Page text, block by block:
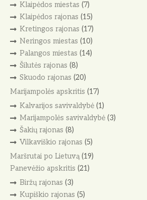
Klaipėdos miestas (7)
Klaipėdos rajonas (15)
Kretingos rajonas (17)
Neringos miestas (10)
Palangos miestas (14)
Šilutės rajonas (8)
Skuodo rajonas (20)
Marijampolės apskritis (17)
Kalvarijos savivaldybė(1)
Marijampolės savivaldybė(3)
Šakių rajonas (8)
Vilkaviškio rajonas (5)
Maršrutai po Lietuvą(19)
Panevėžio apskritis (21)
Biržų rajonas (3)
Kupiškio rajonas (5)